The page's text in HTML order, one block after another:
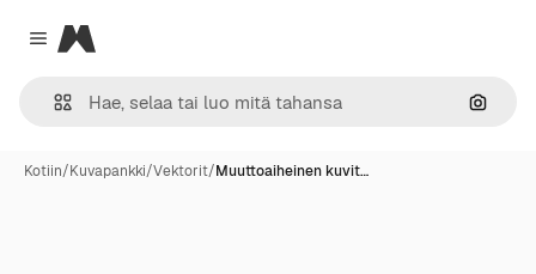
Close menu
Magnific
Hae
Kotiin/Kuvapankki/Vektorit/Muuttoaiheinen kuvit…